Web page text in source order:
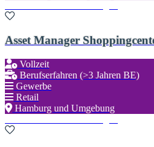
Asset Manager
Vollzeit
Berufserfahren (>3 Jahren BE)
Gewerbe
Retail
Hamburg und Umgebung